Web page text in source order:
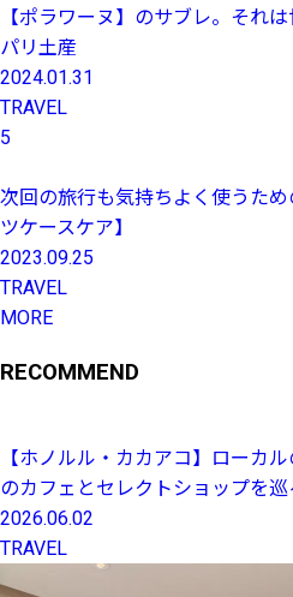
【ポラワーヌ】のサブレ。それ
パリ土産
2024.01.31
TRAVEL
5
次回の旅行も気持ちよく使うた
ツケースケア】
2023.09.25
TRAVEL
MORE
RECOMMEND
【ホノルル・カカアコ】ローカ
のカフェとセレクトショップを巡
2026.06.02
TRAVEL